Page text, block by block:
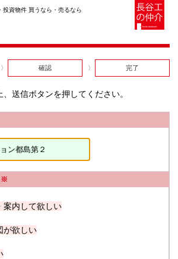
投資物件 買うなら・売るなら
確認 完了
送信ボタンを押してください。
※
案内して欲しい
が欲しい